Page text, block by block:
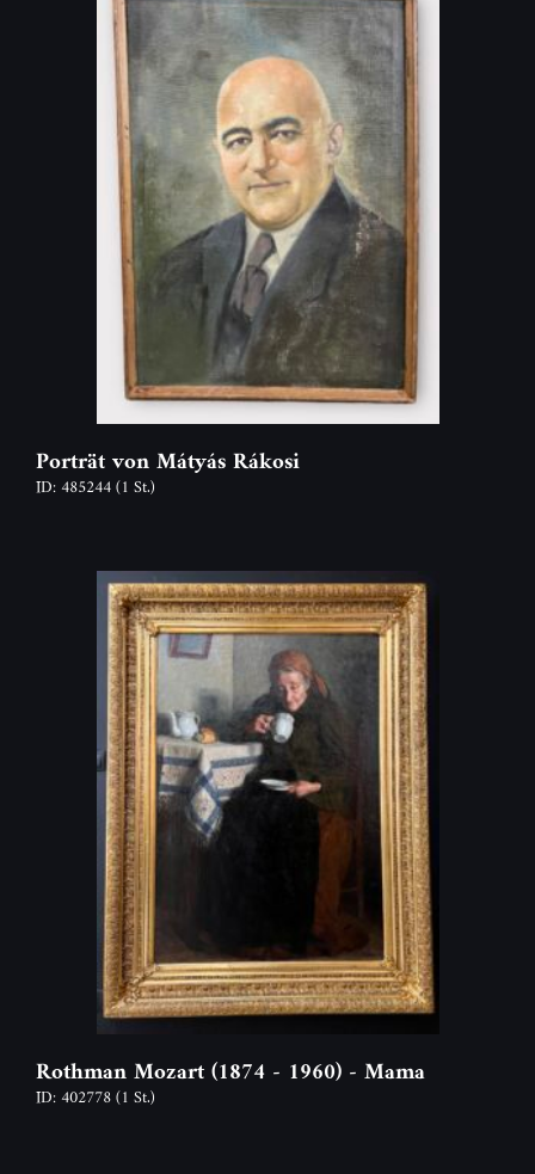
Porträt von Mátyás Rákosi
ID: 485244(1 St.)
Rothman Mozart (1874 - 1960) - Mama
ID: 402778(1 St.)